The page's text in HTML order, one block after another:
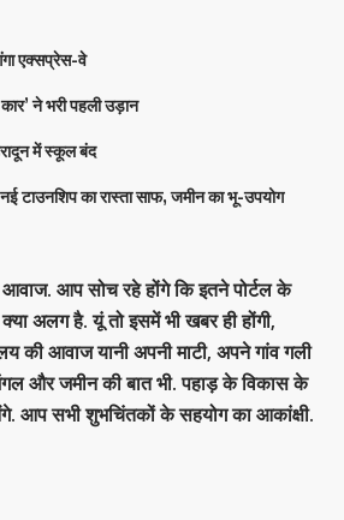
एक्सप्रेस-वे
ने भरी पहली उड़ान
में स्कूल बंद
टाउनशिप का रास्ता साफ, जमीन का भू-उपयोग
आवाज. आप सोच रहे होंगे कि इतने पोर्टल के
अलग है. यूं तो इसमें भी खबर ही होंगी,
की आवाज यानी अपनी माटी, अपने गांव गली
और जमीन की बात भी. पहाड़ के विकास के
आप सभी शुभचिंतकों के सहयोग का आकांक्षी.